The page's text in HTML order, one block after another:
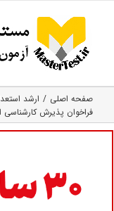
content
صفحه اصلی ارشد
فراخوان پذیرش کارشناسی ارشد استاد